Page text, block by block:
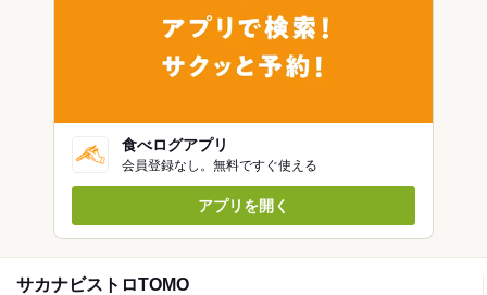
食べログアプリ
会員登録なし。無料ですぐ使える
アプリを開く
サカナビストロTOMO